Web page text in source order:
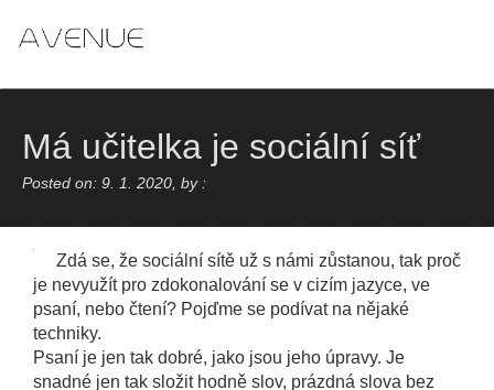
Má učitelka je sociální síť
Posted on: 9. 1. 2020, by :
Zdá se, že sociální sítě už s námi zůstanou, tak proč
je nevyužít pro zdokonalování se v cizím jazyce, ve
psaní, nebo čtení? Pojďme se podívat na nějaké
techniky.
Psaní je jen tak dobré, jako jsou jeho úpravy. Je
snadné jen tak složit hodně slov, prázdná slova bez